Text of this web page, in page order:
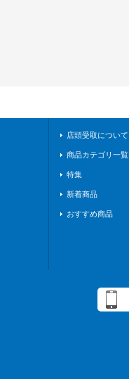
店頭受取について
商品カテゴリ一覧
特集
新着商品
おすすめ商品